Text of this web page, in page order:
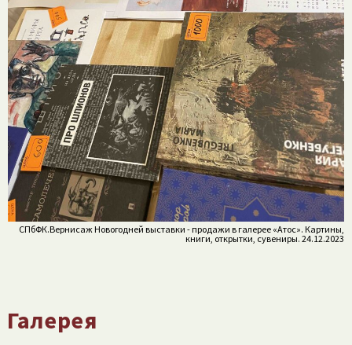
СПбФК.Вернисаж Новогодней выставки - продажи в галерее «Атос». Картины,
книги, открытки, сувениры. 24.12.2023
Галерея